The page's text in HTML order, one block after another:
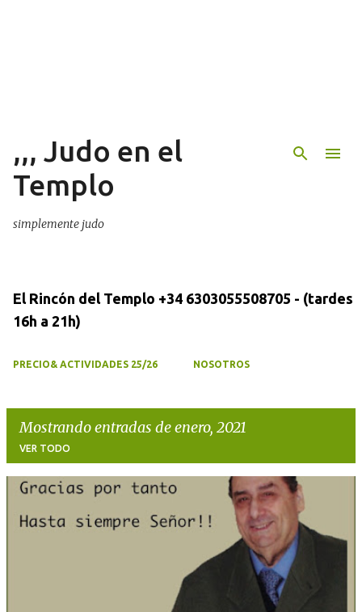
,,, Judo en el
Templo
simplemente judo
El Rincón del Templo +34 6303055508705 - (tardes
16h a 21h)
PRECIO& ACTIVIDADES 25/26 NOSOTROS
Mostrando entradas de enero, 2021
VER TODO